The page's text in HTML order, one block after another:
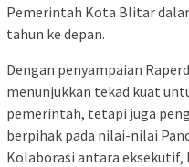
Pemerintah Kota Blitar
tahun ke depan.
Dengan penyampaian
menunjukkan tekad kuat
pemerintah, tetapi juga
berpihak pada nilai-nilai
Kolaborasi antara